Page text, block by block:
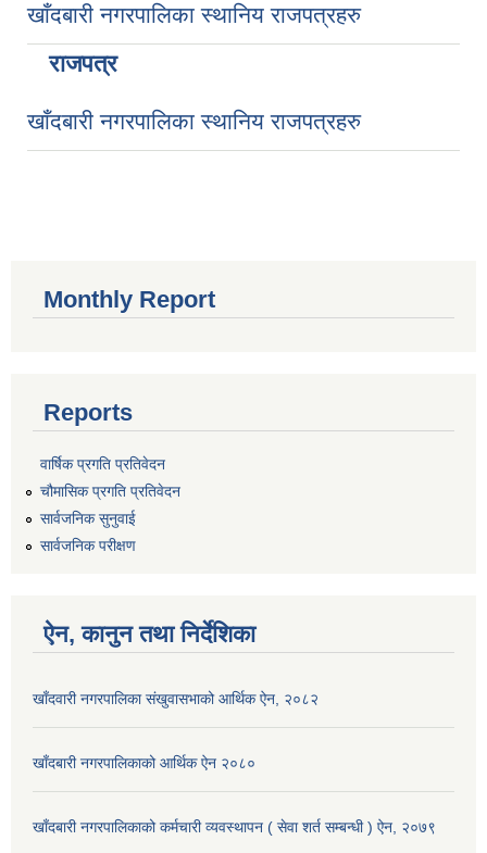
खाँदबारी नगरपालिका स्थानिय राजपत्रहरु
राजपत्र
खाँदबारी नगरपालिका स्थानिय राजपत्रहरु
Monthly Report
Reports
वार्षिक प्रगति प्रतिवेदन
चौमासिक प्रगति प्रतिवेदन
सार्वजनिक सुनुवाई
सार्वजनिक परीक्षण
ऐन, कानुन तथा निर्देशिका
खाँदवारी नगरपालिका संखुवासभाको आर्थिक ऐन, २०८२
खाँदबारी नगरपालिकाको आर्थिक ऐन २०८०
खाँदबारी नगरपालिकाको कर्मचारी व्यवस्थापन ( सेवा शर्त सम्बन्धी ) ऐन, २०७९